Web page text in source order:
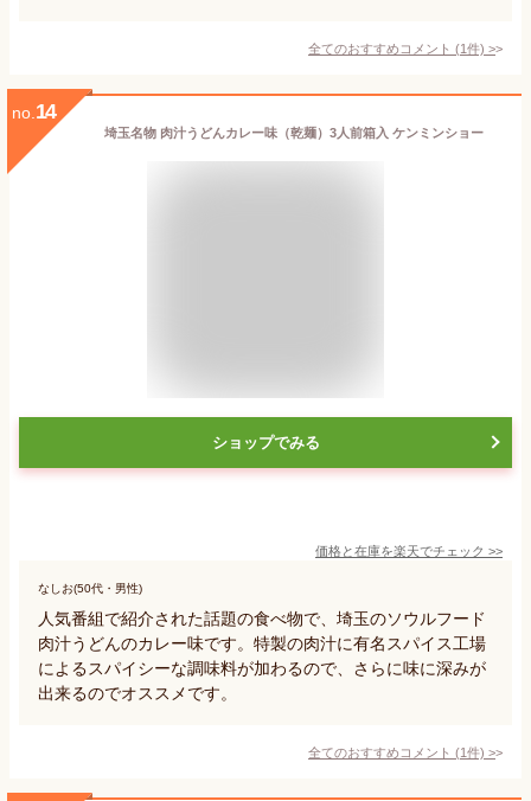
全てのおすすめコメント (1件) >
no. 14
埼玉名物 肉汁うどんカレー味（乾麺）3人前箱入 ケンミンショー
ショップでみる
価格と在庫を楽天でチェック >>
なしお(50代・男性)
人気番組で紹介された話題の食べ物で、埼玉のソウルフード
肉汁うどんのカレー味です。特製の肉汁に有名スパイス工場
によるスパイシーな調味料が加わるので、さらに味に深みが
出来るのでオススメです。
全てのおすすめコメント (1件) >